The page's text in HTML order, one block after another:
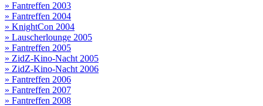
» Fantreffen 2003
» Fantreffen 2004
» KnightCon 2004
» Lauscherlounge 2005
» Fantreffen 2005
» ZidZ-Kino-Nacht 2005
» ZidZ-Kino-Nacht 2006
» Fantreffen 2006
» Fantreffen 2007
» Fantreffen 2008